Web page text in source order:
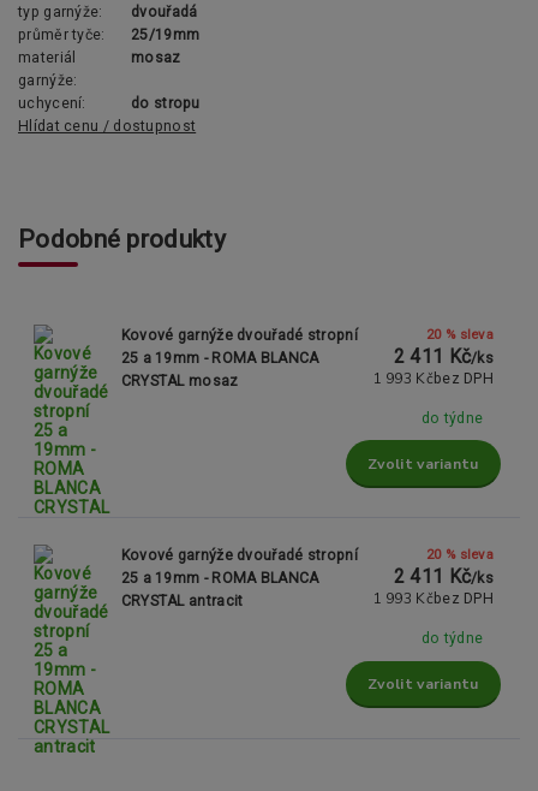
typ garnýže:
dvouřadá
průměr tyče:
25/19mm
materiál
garnýže:
mosaz
uchycení:
do stropu
Hlídat cenu / dostupnost
Podobné produkty
Kovové garnýže dvouřadé stropní
25 a 19mm - ROMA BLANCA
CRYSTAL mosaz
20 % sleva
2 411 Kč/ks
1 993 Kč bez DPH
do týdne
Zvolit variantu
Kovové garnýže dvouřadé stropní
25 a 19mm - ROMA BLANCA
CRYSTAL antracit
20 % sleva
2 411 Kč/ks
1 993 Kč bez DPH
do týdne
Zvolit variantu